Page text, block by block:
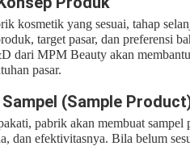
kosmetik yang sesuai, tahap
target pasar, dan preferensi
dari MPM Beauty akan
pasar.
(Sample
pabrik akan membuat sampel
dan efektivitasnya. Bila belum